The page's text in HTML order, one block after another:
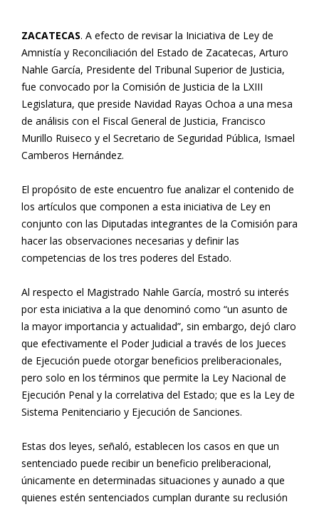
ZACATECAS. A efecto de revisar la Iniciativa de Ley de
Amnistía y Reconciliación del Estado de Zacatecas, Arturo
Nahle García, Presidente del Tribunal Superior de Justicia,
fue convocado por la Comisión de Justicia de la LXIII
Legislatura, que preside Navidad Rayas Ochoa a una mesa
de análisis con el Fiscal General de Justicia, Francisco
Murillo Ruiseco y el Secretario de Seguridad Pública, Ismael
Camberos Hernández.
El propósito de este encuentro fue analizar el contenido de
los artículos que componen a esta iniciativa de Ley en
conjunto con las Diputadas integrantes de la Comisión para
hacer las observaciones necesarias y definir las
competencias de los tres poderes del Estado.
Al respecto el Magistrado Nahle García, mostró su interés
por esta iniciativa a la que denominó como “un asunto de
la mayor importancia y actualidad”, sin embargo, dejó claro
que efectivamente el Poder Judicial a través de los Jueces
de Ejecución puede otorgar beneficios preliberacionales,
pero solo en los términos que permite la Ley Nacional de
Ejecución Penal y la correlativa del Estado; que es la Ley de
Sistema Penitenciario y Ejecución de Sanciones.
Estas dos leyes, señaló, establecen los casos en que un
sentenciado puede recibir un beneficio preliberacional,
únicamente en determinadas situaciones y aunado a que
quienes estén sentenciados cumplan durante su reclusión